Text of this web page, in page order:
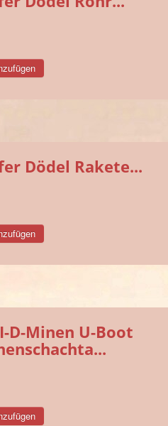
Dödel Rakete...
D-Minen U-Boot